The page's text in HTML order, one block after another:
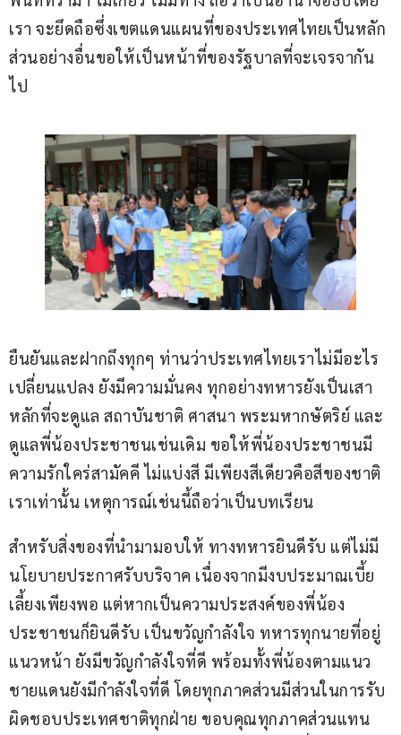
เรา จะยึดถือซึ่งเขตแดนแผนที่ของประเทศไทยเป็นหลัก
ส่วนอย่างอื่นขอให้เป็นหน้าที่ของรัฐบาลที่จะเจรจากัน
ไป
ยืนยันและฝากถึงทุกๆ ท่านว่าประเทศไทยเราไม่มีอะไร
เปลี่ยนแปลง ยังมีความมั่นคง ทุกอย่างทหารยังเป็นเสา
หลักที่จะดูแล สถาบันชาติ ศาสนา พระมหากษัตริย์ และ
ดูแลพี่น้องประชาชนเช่นเดิม ขอให้พี่น้องประชาชนมี
ความรักใคร่สามัคคี ไม่แบ่งสี มีเพียงสีเดียวคือสีของชาติ
เราเท่านั้น เหตุการณ์เช่นนี้ถือว่าเป็นบทเรียน
สำหรับสิ่งของที่นำมามอบให้ ทางทหารยินดีรับ แต่ไม่มี
นโยบายประกาศรับบริจาค เนื่องจากมีงบประมาณเบี้ย
เลี้ยงเพียงพอ แต่หากเป็นความประสงค์ของพี่น้อง
ประชาชนก็ยินดีรับ เป็นขวัญกำลังใจ ทหารทุกนายที่อยู่
แนวหน้า ยังมีขวัญกำลังใจที่ดี พร้อมทั้งพี่น้องตามแนว
ชายแดนยังมีกำลังใจที่ดี โดยทุกภาคส่วนมีส่วนในการรับ
ผิดชอบประเทศชาติทุกฝ่าย ขอบคุณทุกภาคส่วนแทน